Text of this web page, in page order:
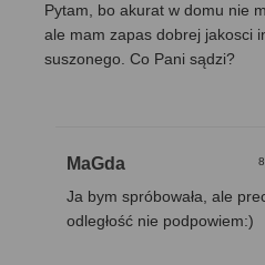
Pytam, bo akurat w domu nie
ale mam zapas dobrej jakosci
suszonego. Co Pani sądzi?
MaGda
Ja bym spróbowała, ale
odległość nie podpowiem:)